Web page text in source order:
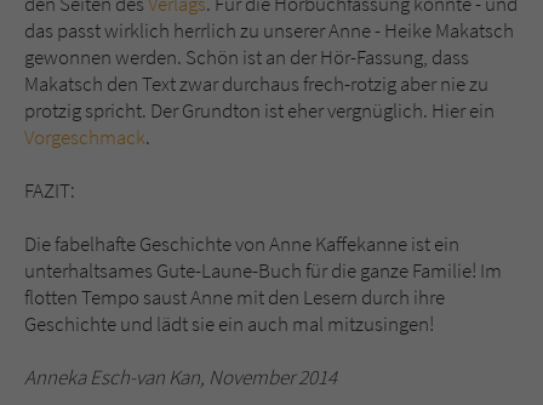
das passt wirklich herrlich zu unserer Anne - Heike Makatsch
gewonnen werden. Schön ist an der Hör-Fassung, dass
Makatsch den Text zwar durchaus frech-rotzig aber nie zu
protzig spricht. Der Grundton ist eher vergnüglich. Hier ein
Vorgeschmack.
FAZIT:
Die fabelhafte Geschichte von Anne Kaffekanne ist ein
unterhaltsames Gute-Laune-Buch für die ganze Familie! Im
flotten Tempo saust Anne mit den Lesern durch ihre
Geschichte und lädt sie ein auch mal mitzusingen!
Anneka Esch-van Kan, November 2014